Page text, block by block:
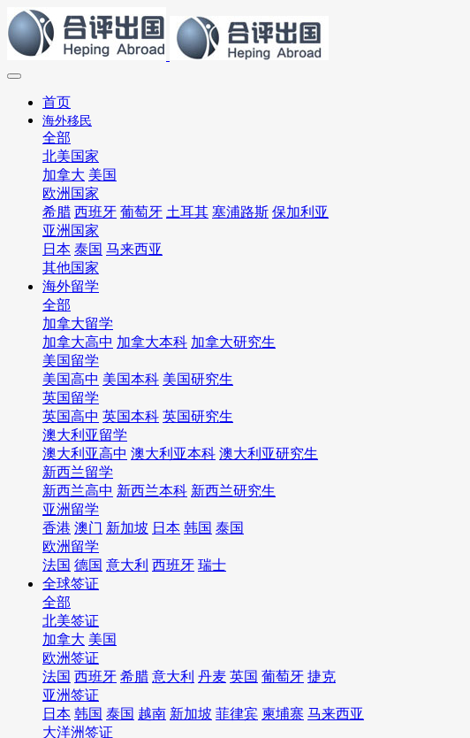
首页
海外移民
全部
北美国家
加拿大 美国
欧洲国家
希腊 西班牙 葡萄牙 土耳其 塞浦路斯 保加利亚
亚洲国家
日本 泰国 马来西亚
其他国家
海外留学
全部
加拿大留学
加拿大高中 加拿大本科 加拿大研究生
美国留学
美国高中 美国本科 美国研究生
英国留学
英国高中 英国本科 英国研究生
澳大利亚留学
澳大利亚高中 澳大利亚本科 澳大利亚研究生
新西兰留学
新西兰高中 新西兰本科 新西兰研究生
亚洲留学
香港 澳门 新加坡 日本 韩国 泰国
欧洲留学
法国 德国 意大利 西班牙 瑞士
全球签证
全部
北美签证
加拿大 美国
欧洲签证
法国 西班牙 希腊 意大利 丹麦 英国 葡萄牙 捷克
亚洲签证
日本 韩国 泰国 越南 新加坡 菲律宾 柬埔寨 马来西亚
大洋洲签证